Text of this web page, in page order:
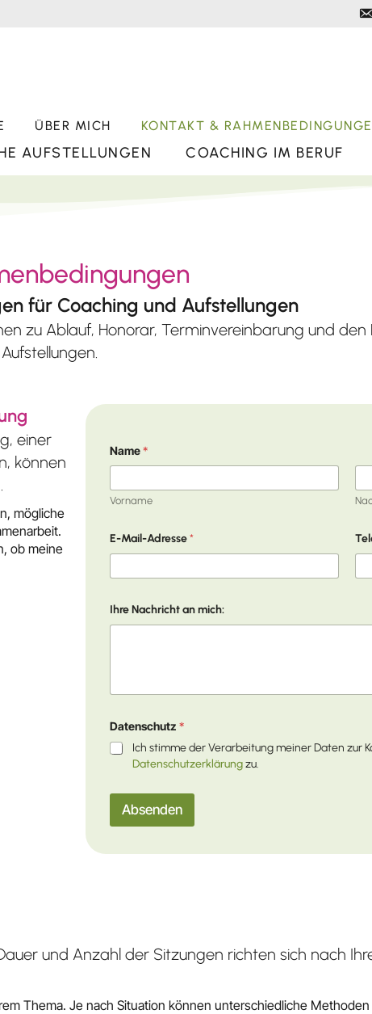
ÜBER MICH KONTAKT &
AUFSTELLUNGEN COACHING IM BERUF
für Coaching und Aufstellungen
zu Ablauf, Honorar, Terminvereinbarung und
einer
können
mögliche
ob meine
Name*
Vorname
E-Mail-Adresse*
Ihre Nachricht an mich:
Datenschutz *
Ich stimme der Verarbeitung meiner Daten zur
Datenschutzerklärungzu.
Absenden
und Anzahl der Sitzungen richten sich nach
Thema. Je nach Situation können unterschiedliche